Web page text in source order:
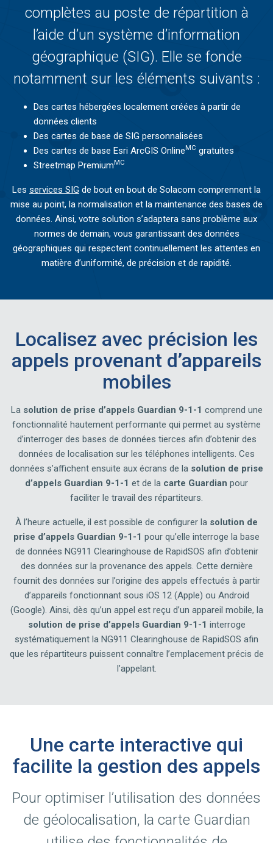
complètes au poste de répartition à
l’aide d’un système d’information
géographique (SIG). Elle se fonde
notamment sur les éléments suivants :
Des cartes hébergées localement créées à partir de
données clients
Des cartes de base de SIG personnalisées
Des cartes de base Esri ArcGIS Online MC gratuites
Streetmap Premium MC
Les services SIG de bout en bout de Solacom comprennent la
mise au point, la normalisation et la maintenance des bases de
données. Ainsi, votre solution s’adaptera sans problème aux
normes de demain, vous garantissant des données
géographiques qui respectent continuellement les attentes en
matière d’uniformité, de précision et de rapidité.
Localisez avec précision les
appels provenant d’appareils
mobiles
La solution de prise d’appels Guardian 9-1-1 comprend une
fonctionnalité hautement performante qui permet au système
d’interroger des bases de données tierces afin d’obtenir des
données de localisation sur les téléphones intelligents. Ces
données s’affichent ensuite aux écrans de la solution de prise
d’appels Guardian 9-1-1 et de la carte Guardian pour
faciliter le travail des répartiteurs.
À l’heure actuelle, il est possible de configurer la solution de
prise d’appels Guardian 9-1-1 pour qu’elle interroge la base
de données NG911 Clearinghouse de RapidSOS afin d’obtenir
des données sur la provenance des appels. Cette dernière
fournit des données sur l’origine des appels effectués à partir
d’appareils fonctionnant sous iOS 12 (Apple) ou Android
(Google). Ainsi, dès qu’un appel est reçu d’un appareil mobile, la
solution de prise d’appels Guardian 9-1-1 interroge
systématiquement la NG911 Clearinghouse de RapidSOS afin
que les répartiteurs puissent connaître l’emplacement précis de
l’appelant.
Une carte interactive qui
facilite la gestion des appels
Pour optimiser l’utilisation des données
de géolocalisation, la carte Guardian